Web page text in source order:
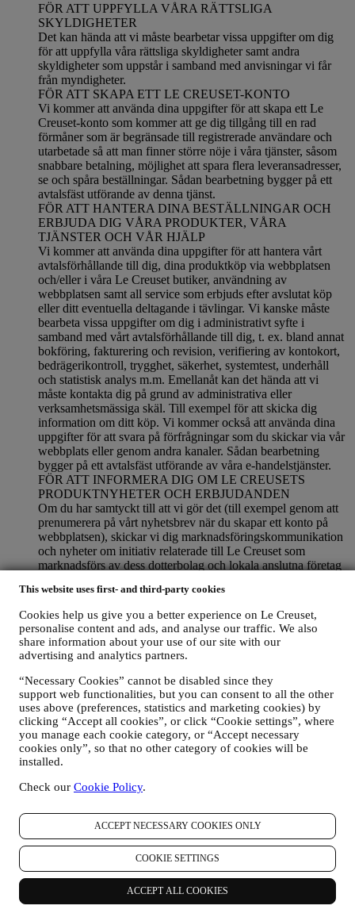
This website uses first- and third-party cookies
Cookies help us give you a better experience on Le Creuset,
personalise content and ads, and analyse our traffic. We also
share information about your use of our site with our
advertising and analytics partners.
“Necessary Cookies” cannot be disabled since they
support web functionalities, but you can consent to all the other
uses above (preferences, statistics and marketing cookies) by
clicking “Accept all cookies”, or click “Cookie settings”, where
you manage each cookie category, or “Accept necessary
cookies only”, so that no other category of cookies will be
installed.
Check our Cookie Policy.
ACCEPT NECESSARY COOKIES ONLY
COOKIE SETTINGS
ACCEPT ALL COOKIES
FÖR ATT UPPFYLLA VÅRA RÄTTSLIGA
SKYLDIGHETER
Det kan hända att vi måste bearbetar vissa uppgifter om dig
för att uppfylla våra rättsliga skyldigheter samt andra
skyldigheter som uppstår i samband med anvisningar vi får
från myndigheter.
FÖR ATT SKAPA ETT LE CREUSET-KONTO
Vi kommer att använda dina uppgifter för att skapa ett Le
Creuset-konto som kommer att ge dig tillgång till en rad
förmåner som är begränsade till registrerade användare och
utarbetade så att man finner större nöje i våra tjänster, såsom
snabbare betalning, möjlighet att spara flera leveransadresser,
se och spåra beställningar. Sådan bearbetning bygger på ett
avtalsfäst utförande av denna tjänst.
FÖR ATT HANTERA DINA BESTÄLLNINGAR OCH
ERBJUDA DIG VÅRA PRODUKTER, VÅRA
TJÄNSTER OCH VÅR HJÄLP
Vi kommer att använda dina uppgifter för att hantera vårt
avtalsförhållande till dig, dina produktköp via webbplatsen
och/eller i våra Le Creuset butiker, användning av
webbplatsen samt all service som erbjuds efter avslutat köp
eller ditt eventuella deltagande i tävlingar. Vi kanske måste
bearbeta vissa uppgifter om dig i administrativt syfte i
samband med vårt avtalsförhållande till dig, t. ex. bland annat
bokföring, fakturering och revision, verifiering av kontokort,
bedrägerikontroll, trygghet, säkerhet, systemtest, underhåll
och statistisk analys m.m. Emellanåt kan det hända att vi
måste kontakta dig på grund av administrativa eller
verksamhetsmässiga skäl. Till exempel för att skicka dig
information om ditt köp. Vi kommer också att använda dina
uppgifter för att svara på förfrågningar som du skickar via vår
webbplats eller genom andra kanaler. Sådan bearbetning
bygger på ett avtalsfäst utförande av våra e-handelstjänster.
FÖR ATT INFORMERA DIG OM LE CREUSETS
PRODUKTNYHETER OCH ERBJUDANDEN
Om du har samtyckt till att vi gör det (till exempel genom att
prenumerera på vårt nyhetsbrev när du skapar ett konto på
webbplatsen), skickar vi dig marknadsföringskommunikation
och nyheter om initiativ relaterade till Le Creuset som
marknadsförs av dess dotterbolag och lokala anslutna företag
kontakta dig via e-post, SMS eller sociala medier men även
med hjälp av automatiserade medel. Sådan kommunikation
kommer att beröra Le Creuset-produkter, nya
butiksöppningar, exklusiva evenemang, tävlingar,
undersökningar, demonstrationer organiserade av Le Creuset
eller specialerbjudanden som vi tror du gillar. Denna
kommunikation kan väljas ut eller anpassas efter dig baserat
på de uppgifter vi har om dig som exempelvis din plats eller
köphistorik eller vilka av våra produkter du föredrar. Vi
kommer att använda dina uppgifter för att få en bättre
förståelse för dina intressen. Detta gör vår kommunikation
med dig mer personlig, relevant och intressant för dig. Det
kommer inte att ha några andra effekter. Vi samlar också in
standardtekniker för att kunna övervaka våra nyhetsbrev.
marknadsföringskommunikation från oss. Valet kan göras på
de punkter där personlig information samlas in genom att välja
lämplig kryssruta. Avanmälan: Du kan närsomhelst avstå från
att ta emot våra uppdateringar, kostnadsfritt, genom att klicka
på unsubscribe-knappen i något av våra nyhetsbrev. Det går
också bra att kontakta oss påprivacy@lecreuset.com
föredrar det. Vi kommer att behandla din avanmälan så fort